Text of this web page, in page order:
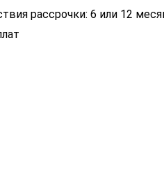
рассрочки: 6 или 12